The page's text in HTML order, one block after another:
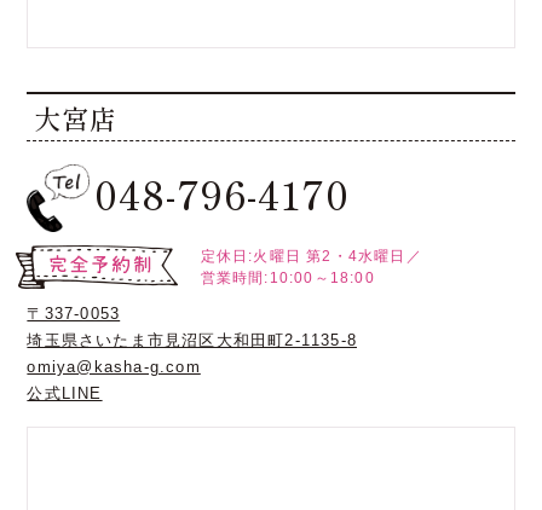
大宮店
048-796-4170
定休日:火曜日 第2・4水曜日／
営業時間:10:00～18:00
〒337-0053
埼玉県さいたま市見沼区大和田町2-1135-8
omiya@kasha-g.com
公式LINE